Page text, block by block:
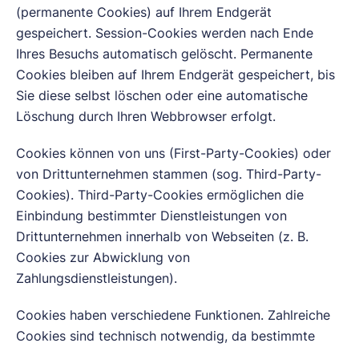
(permanente Cookies) auf Ihrem Endgerät
gespeichert. Session-Cookies werden nach Ende
Ihres Besuchs automatisch gelöscht. Permanente
Cookies bleiben auf Ihrem Endgerät gespeichert, bis
Sie diese selbst löschen oder eine automatische
Löschung durch Ihren Webbrowser erfolgt.
Cookies können von uns (First-Party-Cookies) oder
von Drittunternehmen stammen (sog. Third-Party-
Cookies). Third-Party-Cookies ermöglichen die
Einbindung bestimmter Dienstleistungen von
Drittunternehmen innerhalb von Webseiten (z. B.
Cookies zur Abwicklung von
Zahlungsdienstleistungen).
Cookies haben verschiedene Funktionen. Zahlreiche
Cookies sind technisch notwendig, da bestimmte